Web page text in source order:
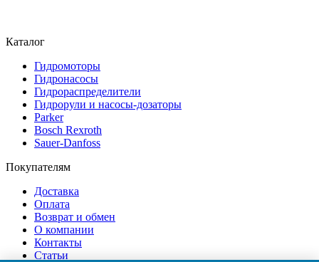
Каталог
Гидромоторы
Гидронасосы
Гидрораспределители
Гидрорули и насосы-дозаторы
Parker
Bosch Rexroth
Sauer-Danfoss
Покупателям
Доставка
Оплата
Возврат и обмен
О компании
Контакты
Статьи